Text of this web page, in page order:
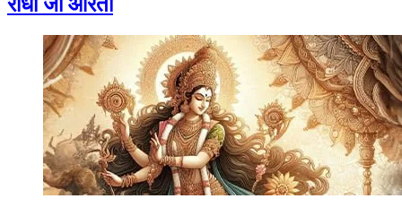
राधा जी आरती